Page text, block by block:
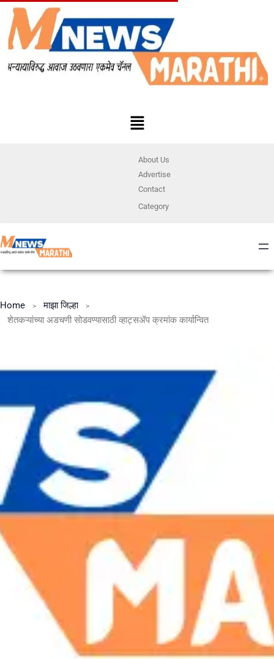
About Us
Advertise
Contact
Category
Home
माझा जिल्हा
शेतकऱ्यांच्या अडचणी सोडवण्यासाठी व्हाट्सॲप क्रमांक कार्यान्वित